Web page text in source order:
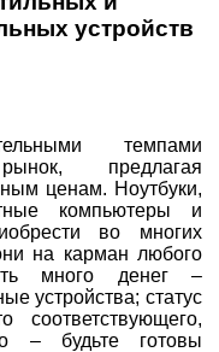
устройств
темпами
предлагая
ценам. Ноутбуки,
компьютеры и
во многих
на карман любого
много денег –
устройства; статус
соответствующего,
– будьте готовы